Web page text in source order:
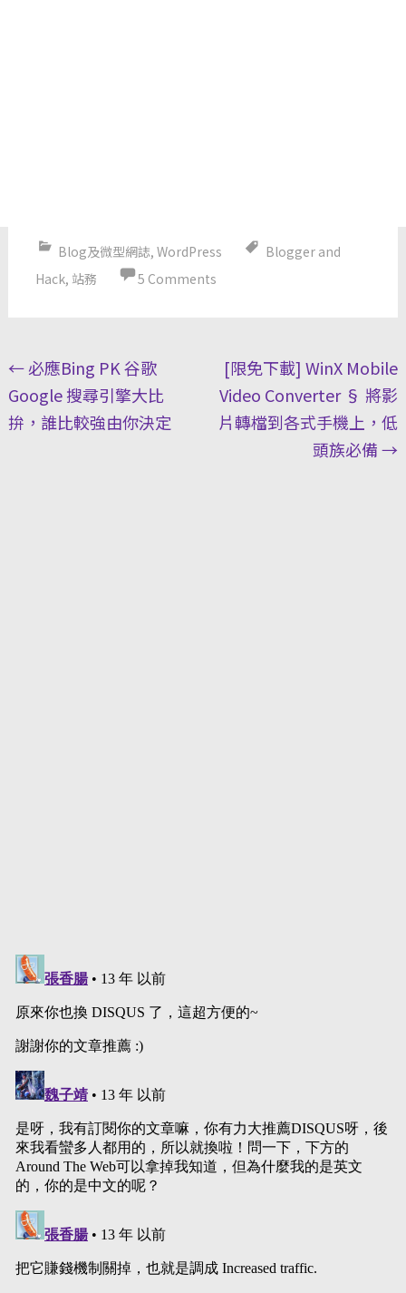
Blog及微型網誌, WordPress
Blogger and
Hack, 站務 5 Comments
Post
navigation
←必應Bing PK 谷歌
Google 搜尋引擎大比
拚，誰比較強由你決定
[限免下載] WinX Mobile
Video Converter § 將影
片轉檔到各式手機上，低
頭族必備→